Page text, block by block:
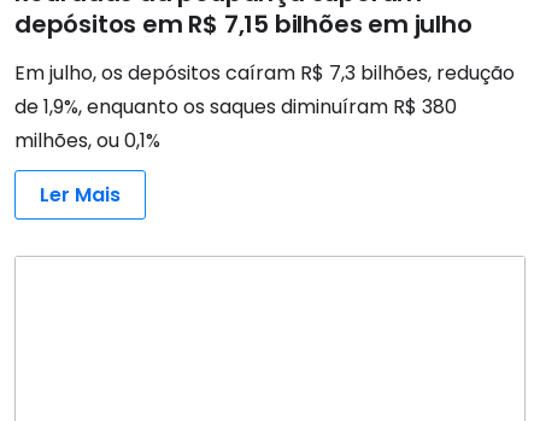
depósitos em R$ 7,15 bilhões em julho
Em julho, os depósitos caíram R$ 7,3 bilhões, redução
de 1,9%, enquanto os saques diminuíram R$ 380
milhões, ou 0,1%
Ler Mais